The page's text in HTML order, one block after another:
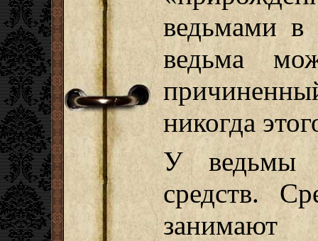
ведьмами в
ведьма
никогда
У ведьмы
средств.